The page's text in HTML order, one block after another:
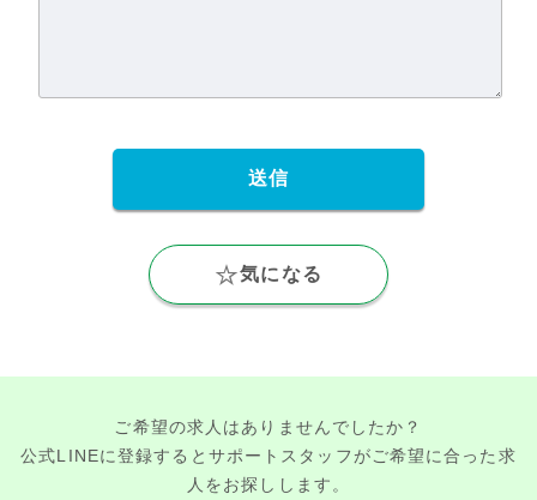
気になる
ご希望の求人はありませんでしたか？
公式LINEに登録するとサポートスタッフがご希望に合った求
人をお探しします。